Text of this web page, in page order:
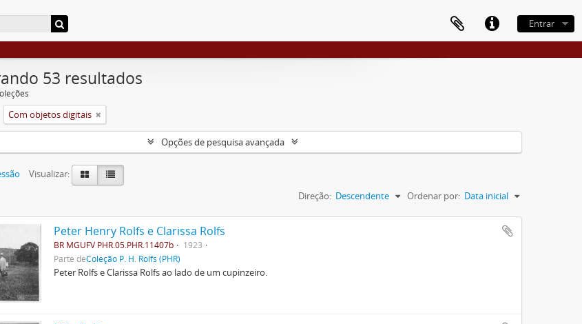
Entrar
53 resultados
Com objetos digitais
Opções de pesquisa avançada
Visualizar:
Ordenar por: Data inicial
Direção: Descendente
Peter Henry Rolfs e Clarissa Rolfs
BR MGUFV PHR.05.PHR.11407b
1923
Parte deColeção P. H. Rolfs (PHR)
Peter Rolfs e Clarissa Rolfs ao lado de um cupinzeiro.